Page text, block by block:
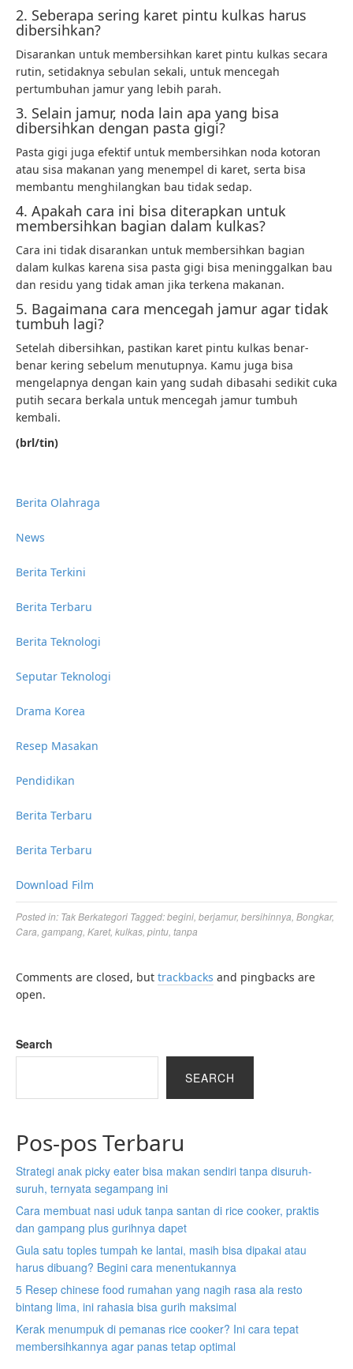
2. Seberapa sering karet pintu kulkas harus
dibersihkan?
Disarankan untuk membersihkan karet pintu kulkas secara
rutin, setidaknya sebulan sekali, untuk mencegah
pertumbuhan jamur yang lebih parah.
3. Selain jamur, noda lain apa yang bisa
dibersihkan dengan pasta gigi?
Pasta gigi juga efektif untuk membersihkan noda kotoran
atau sisa makanan yang menempel di karet, serta bisa
membantu menghilangkan bau tidak sedap.
4. Apakah cara ini bisa diterapkan untuk
membersihkan bagian dalam kulkas?
Cara ini tidak disarankan untuk membersihkan bagian
dalam kulkas karena sisa pasta gigi bisa meninggalkan bau
dan residu yang tidak aman jika terkena makanan.
5. Bagaimana cara mencegah jamur agar tidak
tumbuh lagi?
Setelah dibersihkan, pastikan karet pintu kulkas benar-
benar kering sebelum menutupnya. Kamu juga bisa
mengelapnya dengan kain yang sudah dibasahi sedikit cuka
putih secara berkala untuk mencegah jamur tumbuh
kembali.
(brl/tin)
Berita Olahraga
News
Berita Terkini
Berita Terbaru
Berita Teknologi
Seputar Teknologi
Drama Korea
Resep Masakan
Pendidikan
Berita Terbaru
Berita Terbaru
Download Film
Posted in: Tak Berkategori Tagged:begini berjamur, bersihinnya Bongkar,
Cara gampang Karet, kulkas pintu tanpa
Comments are closed, but trackbacks and pingbacks are
open.
Search
SEARCH
Pos-pos Terbaru
Strategi anak picky eater bisa makan sendiri tanpa disuruh-
suruh, ternyata segampang ini
Cara membuat nasi uduk tanpa santan di rice cooker, praktis
dan gampang plus gurihnya dapet
Gula satu toples tumpah ke lantai, masih bisa dipakai atau
harus dibuang? Begini cara menentukannya
5 Resep chinese food rumahan yang nagih rasa ala resto
bintang lima, ini rahasia bisa gurih maksimal
Kerak menumpuk di pemanas rice cooker? Ini cara tepat
membersihkannya agar panas tetap optimal